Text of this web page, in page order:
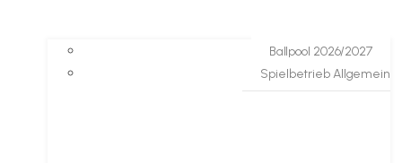
Ballpool 2026/2027
Spielbetrieb Allgemein